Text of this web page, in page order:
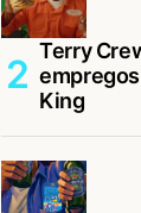
Terry
King